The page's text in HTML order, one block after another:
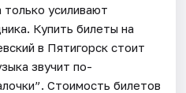
усиливают
Купить билеты на
в Пятигорск стоит
звучит по-
Стоимость билетов